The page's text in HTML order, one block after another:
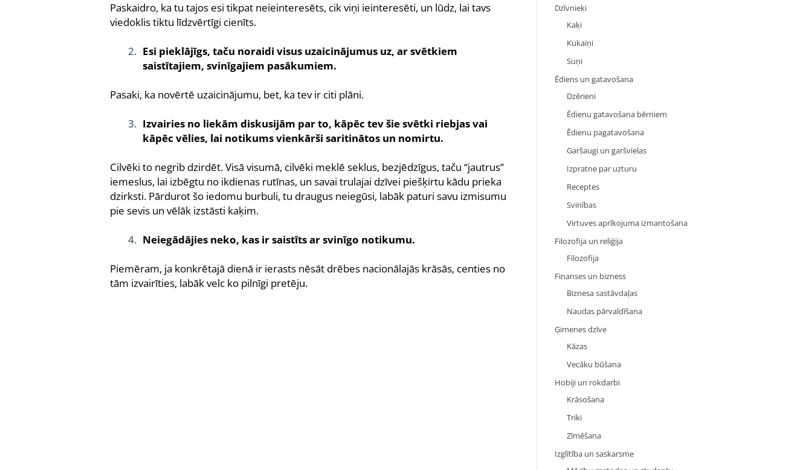
Paskaidro, ka tu tajos esi tikpat neieinteresēts, cik viņi ieinteresēti, un lūdz, lai tavs
viedoklis tiktu līdzvērtīgi cienīts.
Esi pieklājīgs, taču noraidi visus uzaicinājumus uz, ar svētkiem
saistītajiem, svinīgajiem pasākumiem.
Pasaki, ka novērtē uzaicinājumu, bet, ka tev ir citi plāni.
Izvairies no liekām diskusijām par to, kāpēc tev šie svētki riebjas vai
kāpēc vēlies, lai notikums vienkārši saritinātos un nomirtu.
Cilvēki to negrib dzirdēt. Visā visumā, cilvēki meklē seklus, bezjēdzīgus, taču “jautrus”
iemeslus, lai izbēgtu no ikdienas rutīnas, un savai trulajai dzīvei piešķirtu kādu prieka
dzirksti. Pārdurot šo iedomu burbuli, tu draugus neiegūsi, labāk paturi savu izmisumu
pie sevis un vēlāk izstāsti kaķim.
Neiegādājies neko, kas ir saistīts ar svinīgo notikumu.
Piemēram, ja konkrētajā dienā ir ierasts nēsāt drēbes nacionālajās krāsās, centies no
tām izvairīties, labāk velc ko pilnīgi pretēju.
Dzīvnieki
Kaķi
Kukaiņi
Suņi
Ēdiens un gatavošana
Dzērieni
Ēdienu gatavošana bērniem
Ēdienu pagatavošana
Garšaugi un garšvielas
Izpratne par uzturu
Receptes
Svinības
Virtuves aprīkojuma izmantošana
Filozofija un reliģija
Filozofija
Finanses un bizness
Biznesa sastāvdaļas
Naudas pārvaldīšana
Ģimenes dzīve
Kāzas
Vecāku būšana
Hobiji un rokdarbi
Krāsošana
Triki
Zīmēšana
Izglītība un saskarsme